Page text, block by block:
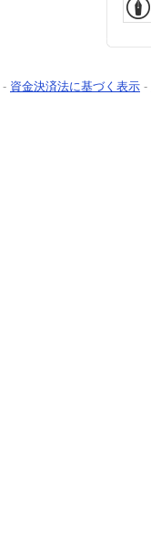
- 資金決済法に基づく表示 -